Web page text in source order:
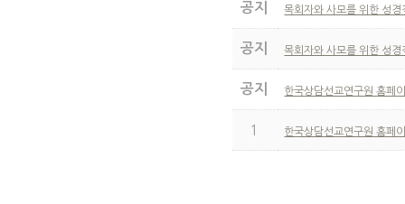
공지 목회자와 사모를 위한 성
공지 목회자와 사모를 위한 성
공지 한국상담선교연구원 홈페
1 한국상담선교연구원 홈페